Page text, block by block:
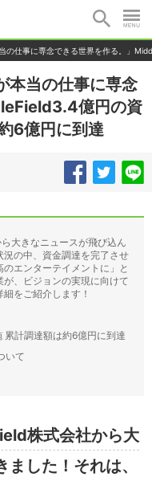
の仕事に専念できる世界を作る。」
本当の仕事に専念
億円の資
6億円に到達
大きなニュースが飛び込ん
の中、資金調達を完了させ
エンターテイメントに」と
、ビジョンの実現に向けて
をご紹介します！
計調達額は約6億円に到達
いて
株式会社から大
した！それは、